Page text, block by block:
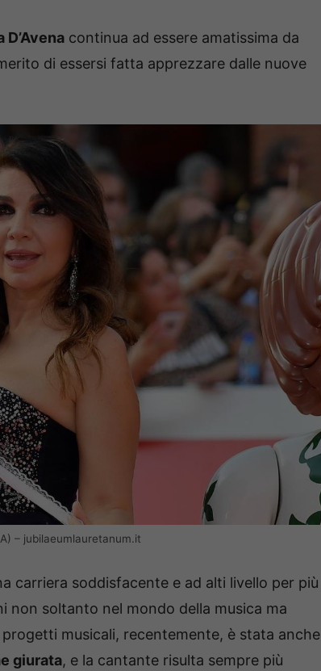
D’Avena continua ad essere amatissima da
di essersi fatta apprezzare dalle nuove
– jubilaeumlauretanum.it
carriera soddisfacente e ad alti livello per più
non soltanto nel mondo della musica ma
musicali, recentemente, è stata anche
giurata, e la cantante risulta sempre più